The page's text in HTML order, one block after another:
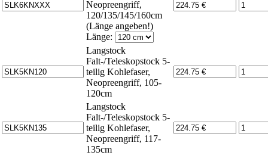
Neopreengriff,
120/135/145/160cm
(Länge angeben!)
Länge:
Langstock
Falt-/Teleskopstock 5-
teilig Kohlefaser,
Neopreengriff, 105-
120cm
Langstock
Falt-/Teleskopstock 5-
teilig Kohlefaser,
Neopreengriff, 117-
135cm